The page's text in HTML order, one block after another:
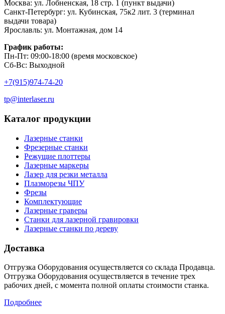
Москва: ул. Лобненская, 18 стр. 1 (пункт выдачи)
Санкт-Петербург: ул. Кубинская, 75к2 лит. 3 (терминал
выдачи товара)
Ярославль: ул. Монтажная, дом 14
График работы:
Пн-Пт: 09:00-18:00 (время московское)
Сб-Вс: Выходной
+7(915)974-74-20
tp@interlaser.ru
Каталог продукции
Лазерные станки
Фрезерные станки
Режущие плоттеры
Лазерные маркеры
Лазер для резки металла
Плазморезы ЧПУ
Фрезы
Комплектующие
Лазерные граверы
Станки для лазерной гравировки
Лазерные станки по дереву
Доставка
Отгрузка Оборудования осуществляется со склада Продавца.
Отгрузка Оборудования осуществляется в течение трех
рабочих дней, с момента полной оплаты стоимости станка.
Подробнее